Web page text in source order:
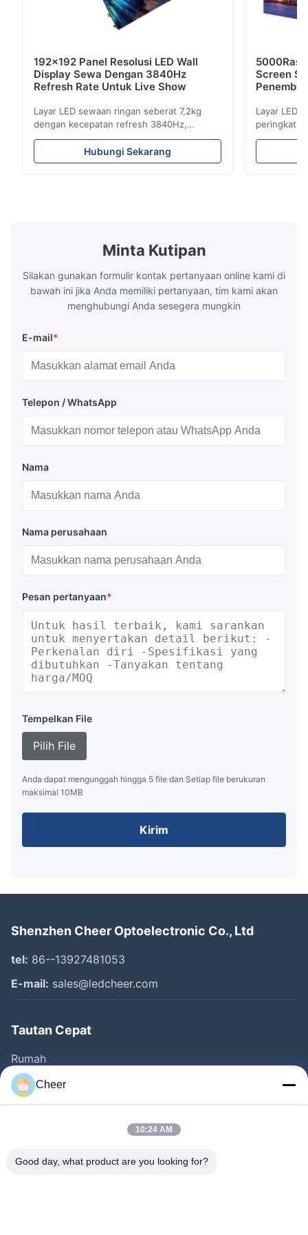
192x192 Panel Resolusi LED Wall
Display Sewa Dengan 3840Hz
Refresh Rate Untuk Live Show
Layar LED sewaan ringan seberat 7,2kg
dengan kecepatan refresh 3840Hz,
kecerahan 700cd/m², dan resolusi 192x192.
Ideal untuk acara langsung dengan
pemasangan mudah dan kompatibilitas
Hubungi Sekarang
Screen
Layar LED
peringkat
3840Hz.
pengaturan
Minta Kutipan
Silakan gunakan formulir kontak pertanyaan online kami di
bawah ini jika Anda memiliki pertanyaan, tim kami akan
menghubungi Anda sesegera mungkin
E-mail*
Telepon / WhatsApp
Nama
Nama perusahaan
Pesan pertanyaan*
Tempelkan File
Pilih File
Anda dapat mengunggah hingga 5 file dan Setiap file berukuran
maksimal 10MB
Kirim
Shenzhen Cheer Optoelectronic Co., Ltd
tel: 86--13927481053
E-mail: sales@ledcheer.com
Tautan Cepat
Rumah
Produk
Tentang Kita
Kontrol Kualitas
Cheer
10:24 AM
Good day, what product are you looking for?